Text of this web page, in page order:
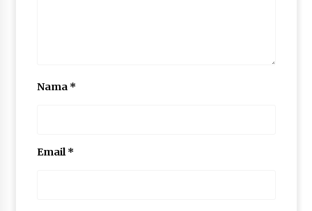
Nama *
Email *